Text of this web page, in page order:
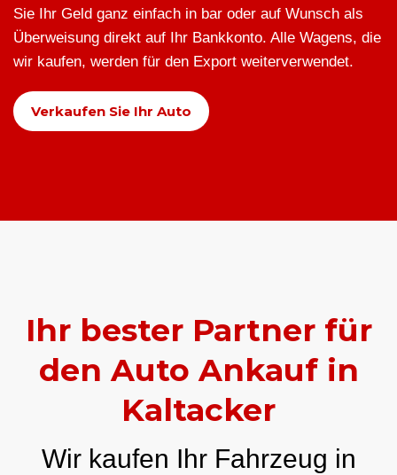
Sie Ihr Geld ganz einfach in bar oder auf Wunsch als
Überweisung direkt auf Ihr Bankkonto. Alle Wagens, die
wir kaufen, werden für den Export weiterverwendet.
Verkaufen Sie Ihr Auto
Ihr bester Partner für
den Auto Ankauf in
Kaltacker
Wir kaufen Ihr Fahrzeug in